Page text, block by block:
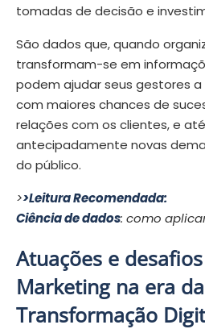
tomadas de decisão e
São dados que, quando
transformam-se em
podem ajudar seus gestores
com maiores chances de
relações com os clientes, e
antecipadamente novas
do público.
>>Leitura Recomendada:
Ciência de dados: como
Atuações e
Marketing na era da
Transformação